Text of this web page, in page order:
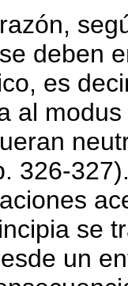
deben
es
al
326-
se
un